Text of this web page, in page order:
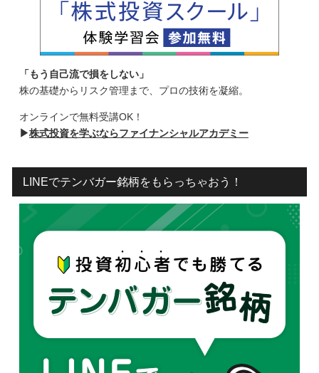
「もう自己流で損をしない」
株の基礎からリスク管理まで、プロの技術を凝縮。
オンラインで無料受講OK！
▶株式投資を学ぶならファイナンシャルアカデミー
LINEでテンバガー銘柄をもらっちゃおう！